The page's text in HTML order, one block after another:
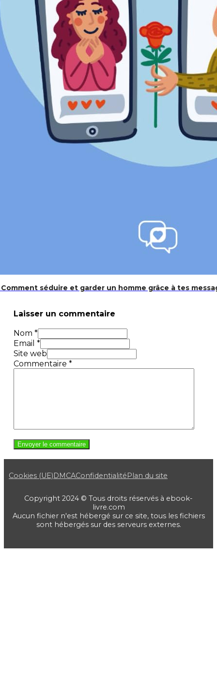
séduire et garder un homme grâce à tes
Laisser un commentaire
Nom *
Email *
Site web
Commentaire *
Cookies (UE)DMCAConfidentialitéPlan du site
Copyright 2024 © Tous droits réservés à ebook-
livre.com
Aucun fichier n'est hébergé sur ce site, tous les fichiers
sont hébergés sur des serveurs externes.